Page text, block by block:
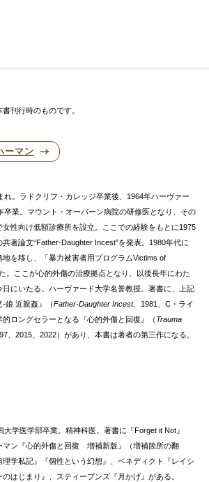
刊行時のものです。
ーマン
れ。ラドクリフ・カレッジ卒業後、1964年ハーヴァー
卒業。マウント・オーバーン病院の研修医となり、その
性向け低額診療所を設立。ここでの経験をもとに1975
著論文“Father-Daughter Incest”を発表。1980年代に
を移し、「暴力被害者用プログラムVictims of
。ここが心的外傷の治療拠点となり、以後長年にわた
にいたる。ハーヴァード大学名誉教授。著書に、上記
娘 近親姦』（Father-Daughter Incest、1981、C・ライ
的ロングセラーとなる『心的外傷と回復』（Trauma
、2015、2022）があり、本書は著者の第三作になる。
学医学部卒業。精神科医。著書に『Forget it Not』
マン『心的外傷と回復 増補新版』（増補箇所の翻
学私記』『個性という幻想』、ベネディクト『レイシ
はじまり』、スティーブンズ『月かげ』がある。